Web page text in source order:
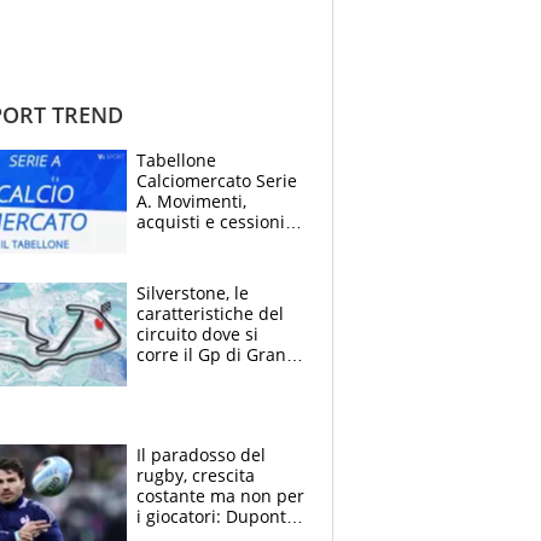
TREND
Tabellone
Calciomercato Serie
A. Movimenti,
acquisti e cessioni:
Silverstone, le
caratteristiche del
circuito dove si
corre il Gp di Gran
Il paradosso del
rugby, crescita
costante ma non per
i giocatori: Dupont